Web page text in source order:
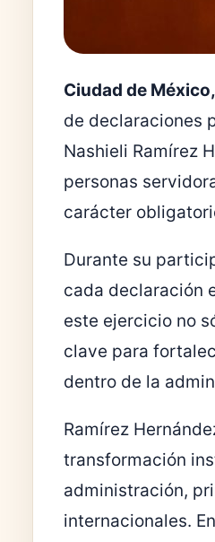
Ciudad de
de declaraciones
Nashieli Ramírez
personas
carácter
Durante su
cada declaración
este ejercicio no
clave para
dentro de la
Ramírez
transformación
administración,
internacionales.